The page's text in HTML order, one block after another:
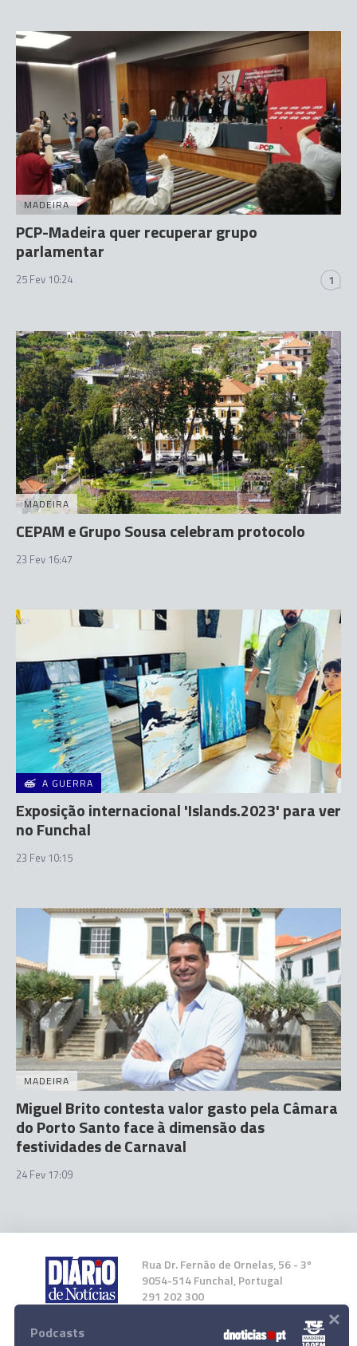
MADEIRA
PCP-Madeira quer recuperar grupo
parlamentar
25 Fev 10:24 1
MADEIRA
CEPAM e Grupo Sousa celebram protocolo
23 Fev 16:47
A GUERRA
Exposição internacional 'Islands.2023' para ver
no Funchal
23 Fev 10:15
MADEIRA
Miguel Brito contesta valor gasto pela Câmara
do Porto Santo face à dimensão das
festividades de Carnaval
24 Fev 17:09
Rua Dr. Fernão de Ornelas, 56 - 3º
9054-514 Funchal, Portugal
291 202 300
Instale a nossa App
Podcasts ×